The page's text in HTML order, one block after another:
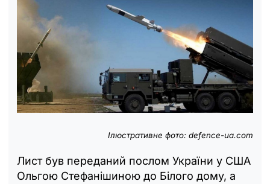
Ілюстративне фото: defence-ua.com
Лист був переданий послом України у США
Ольгою Стефанішиною до Білого дому, а